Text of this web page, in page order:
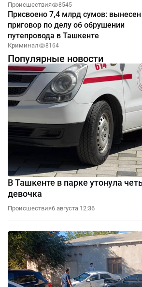
Происшествия 8545
Присвоено 7,4 млрд сумов: вынесен
приговор по делу об обрушении
путепровода в Ташкенте
Криминал 8164
Популярные новости
В Ташкенте в парке утонула
девочка
Происшествия6 августа 12:36